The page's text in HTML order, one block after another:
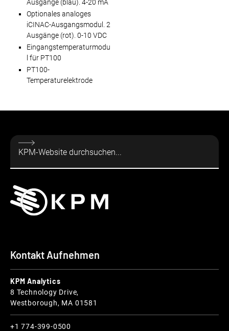
Ausgänge (blau). 4-20 mA
Optionales analoges
iCINAC-Ausgangsmodul. 2
Ausgänge (rot). 0-10 VDC
Eingangstemperaturmodu
l für PT100
PT100-
Temperaturelektrode
Kontakt Aufnehmen
KPM Analytics
8 Technology Drive,
Westborough, MA 01581
+1 774-399-0500